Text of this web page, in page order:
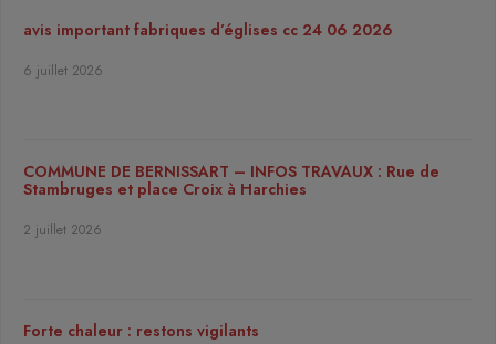
avis important fabriques d’églises cc 24 06 2026
6 juillet 2026
COMMUNE DE BERNISSART – INFOS TRAVAUX : Rue de
Stambruges et place Croix à Harchies
2 juillet 2026
Forte chaleur : restons vigilants